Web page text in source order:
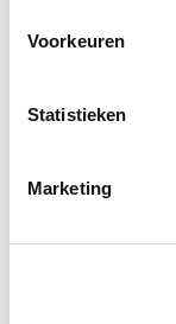
Voorkeuren
Statistieken
Marketing
Het
libre,
spelsoorten
vorm van
kampioen van